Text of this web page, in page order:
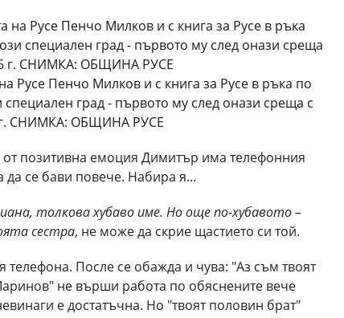
Русе Пенчо Милков и с книга за Русе в ръка по
град - първото му след онази среща с
г. СНИМКА: ОБЩИНА РУСЕ
от позитивна емоция Димитър има телефонния
да се бави повече. Набира я...
толкова хубаво име. Но още по-хубавото –
сестра, не може да скрие щастието си той.
телефона. После се обажда и чува: "Аз съм твоят
не върши работа по обяснените вече
е достатъчна. Но "твоят половин брат"